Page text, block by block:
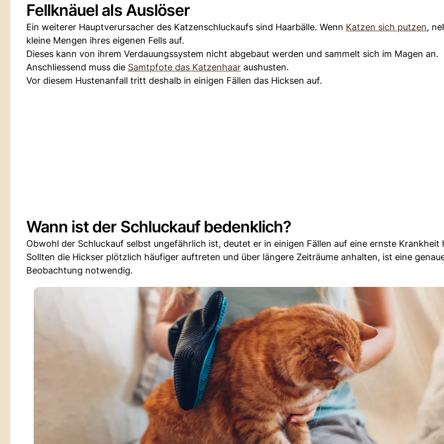
Fellknäuel als Auslöser
Ein weiterer Hauptverursacher des Katzenschluckaufs sind Haarbälle. Wenn Katzen sich putzen,
kleine Mengen ihres eigenen Fells auf.
Dieses kann von ihrem Verdauungssystem nicht abgebaut werden und sammelt sich im Magen an.
Anschliessend muss die Samtpfote das Katzenhaar aushusten.
Vor diesem Hustenanfall tritt deshalb in einigen Fällen das Hicksen auf.
Wann ist der Schluckauf bedenklich?
Obwohl der Schluckauf selbst ungefährlich ist, deutet er in einigen Fällen auf eine ernste Krankheit
Sollten die Hickser plötzlich häufiger auftreten und über längere Zeiträume anhalten, ist eine
Beobachtung notwendig.